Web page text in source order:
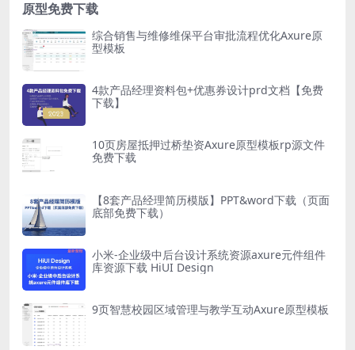
原型免费下载
综合销售与维修维保平台审批流程优化Axure原
型模板
4款产品经理资料包+优惠券设计prd文档【免费
下载】
10页房屋抵押过桥垫资Axure原型模板rp源文件
免费下载
【8套产品经理简历模版】PPT&word下载（页面
底部免费下载）
小米-企业级中后台设计系统资源axure元件组件
库资源下载 HiUI Design
9页智慧校园区域管理与教学互动Axure原型模板